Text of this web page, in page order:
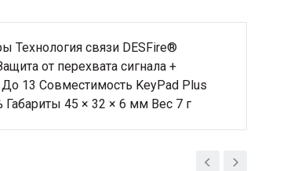
Технология связи DESFire®
от перехвата сигнала +
13 Совместимость KeyPad Plus
Габариты 45 × 32 × 6 мм Вес 7 г